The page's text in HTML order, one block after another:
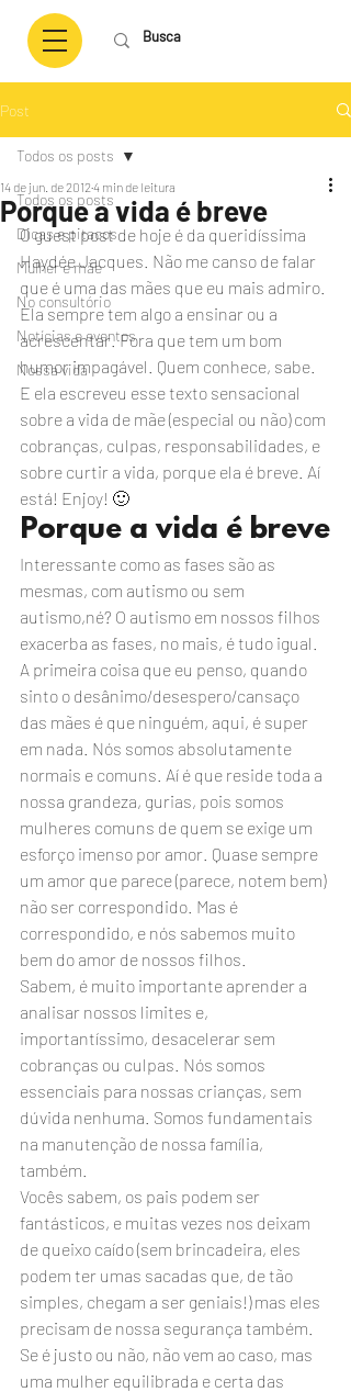
Post
Todos os posts
Dicas e pitacos
Mulher e mãe
No consultório
Notícias e eventos
Nossa vida
Todos os posts
Porque a vida é breve
14 de jun. de 2012 4 min de leitura
O guest post de hoje é da queridíssima
Haydée Jacques. Não me canso de falar
que é uma das mães que eu mais admiro.
Ela sempre tem algo a ensinar ou a
acrescentar. Fora que tem um bom
humor impagável. Quem conhece, sabe.
E ela escreveu esse texto sensacional
sobre a vida de mãe (especial ou não) com
cobranças, culpas, responsabilidades, e
sobre curtir a vida, porque ela é breve. Aí
está! Enjoy! 🙂
Porque a vida é breve
Interessante como as fases são as
mesmas, com autismo ou sem
autismo,né? O autismo em nossos filhos
exacerba as fases, no mais, é tudo igual.
A primeira coisa que eu penso, quando
sinto o desânimo/desespero/cansaço
das mães é que ninguém, aqui, é super
em nada. Nós somos absolutamente
normais e comuns. Aí é que reside toda a
nossa grandeza, gurias, pois somos
mulheres comuns de quem se exige um
esforço imenso por amor. Quase sempre
um amor que parece (parece, notem bem)
não ser correspondido. Mas é
correspondido, e nós sabemos muito
bem do amor de nossos filhos.
Sabem, é muito importante aprender a
analisar nossos limites e,
importantíssimo, desacelerar sem
cobranças ou culpas. Nós somos
essenciais para nossas crianças, sem
dúvida nenhuma. Somos fundamentais
na manutenção de nossa família,
também.
Vocês sabem, os pais podem ser
fantásticos, e muitas vezes nos deixam
de queixo caído (sem brincadeira, eles
podem ter umas sacadas que, de tão
simples, chegam a ser geniais!) mas eles
precisam de nossa segurança também.
Se é justo ou não, não vem ao caso, mas
uma mulher equilibrada e certa das